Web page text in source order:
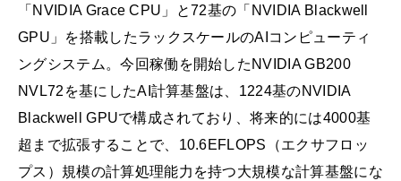
「NVIDIA Grace CPU」と72基の「NVIDIA Blackwell
GPU」を搭載したラックスケールのAIコンピューティ
ングシステム。今回稼働を開始したNVIDIA GB200
NVL72を基にしたAI計算基盤は、1224基のNVIDIA
Blackwell GPUで構成されており、将来的には4000基
超まで拡張することで、10.6EFLOPS（エクサフロッ
プス）規模の計算処理能力を持つ大規模な計算基盤にな